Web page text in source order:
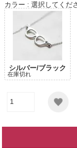
カラー 選択してくだ
シルバー/ブラック
在庫切れ